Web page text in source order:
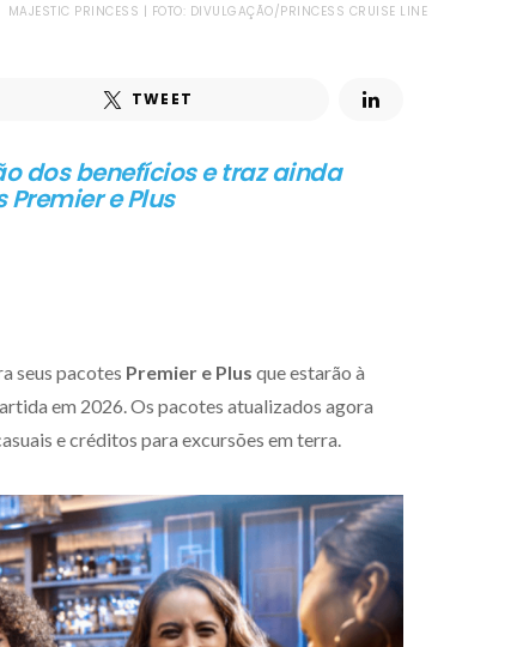
MAJESTIC PRINCESS | FOTO: DIVULGAÇÃO/PRINCESS CRUISE LINE
TWEET
dos benefícios e traz ainda
e Plus
seus pacotes Premier e Plus que estarão à
em 2026. Os pacotes atualizados agora
e créditos para excursões em terra.